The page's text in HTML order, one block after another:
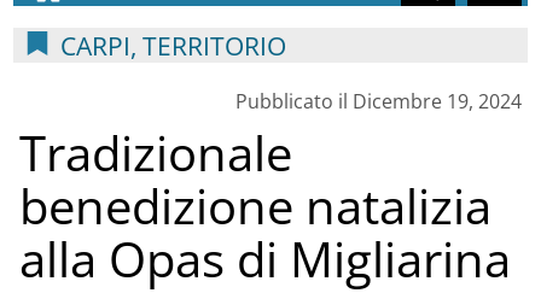
CARPI, TERRITORIO
Pubblicato il Dicembre 19, 2024
Tradizionale
benedizione natalizia
alla Opas di Migliarina